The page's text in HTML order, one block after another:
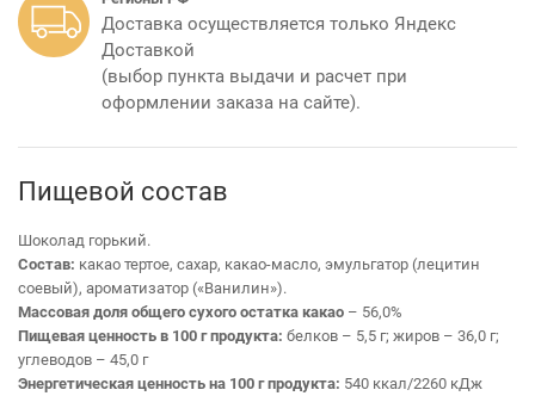
Доставка осуществляется только Яндекс
Доставкой
(выбор пункта выдачи и расчет при
оформлении заказа на сайте).
Пищевой состав
Шоколад горький.
Состав: какао тертое, сахар, какао-масло, эмульгатор (лецитин
соевый), ароматизатор («Ванилин»).
Массовая доля общего сухого остатка какао – 56,0%
Пищевая ценность в 100 г продукта: белков – 5,5 г; жиров – 36,0 г;
углеводов – 45,0 г
Энергетическая ценность на 100 г продукта: 540 ккал/2260 кДж